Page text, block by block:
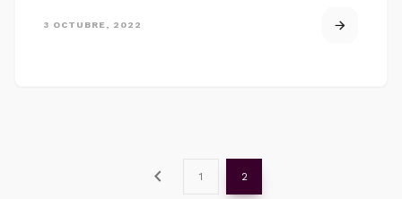
3 OCTUBRE, 2022
chevron_left 1 2